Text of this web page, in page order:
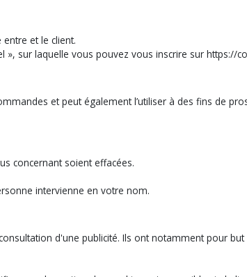
et le client.
», sur laquelle vous pouvez vous inscrire sur https://
et peut également l’utiliser à des fins de
concernant soient effacées.
intervienne en votre nom.
d'une publicité. Ils ont notamment pour